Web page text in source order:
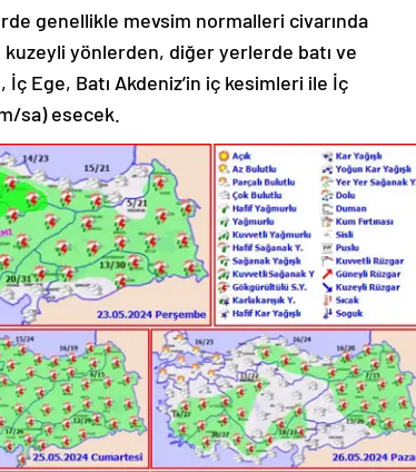
genellikle mevsim normalleri civarında
yönlerden, diğer yerlerde batı ve
Ege, Batı Akdeniz’in iç kesimleri ile İç
sa) esecek.